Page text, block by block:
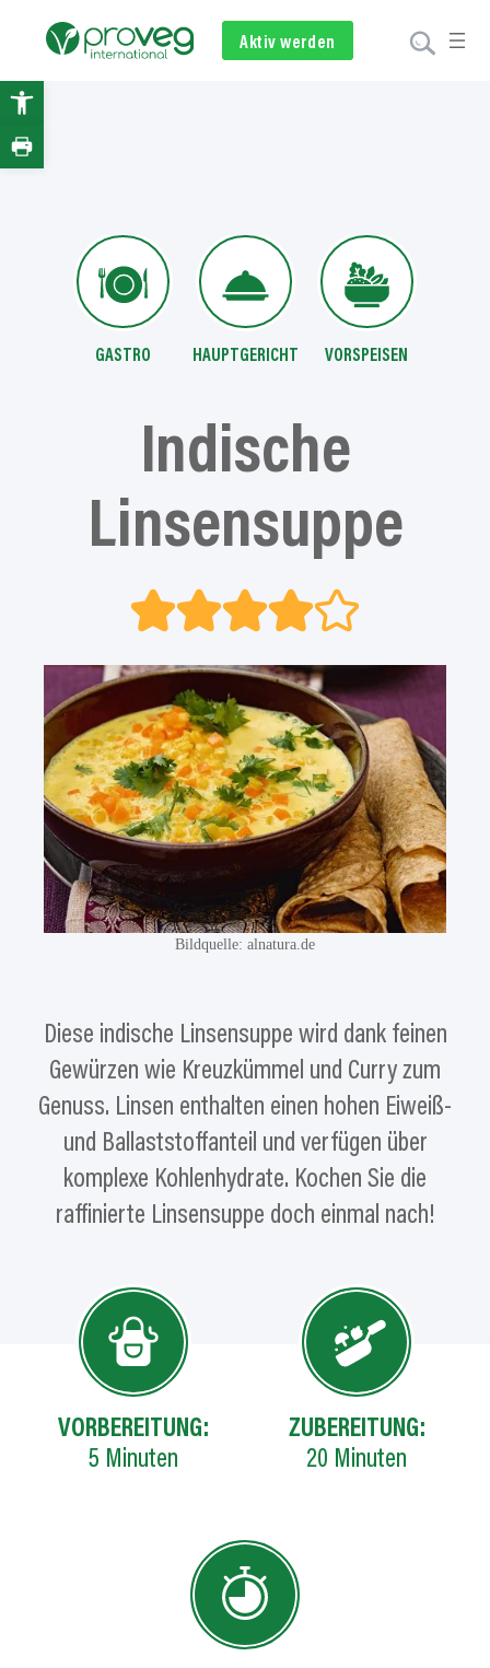
springen
Aktiv werden
Newsletter
Spenden
GASTRO HAUPTGERICHT VORSPEISEN
Indische
Linsensuppe
Bildquelle: alnatura.de
Diese indische Linsensuppe wird dank feinen
Gewürzen wie Kreuzkümmel und Curry zum
Genuss. Linsen enthalten einen hohen Eiweiß-
und Ballaststoffanteil und verfügen über
komplexe Kohlenhydrate. Kochen Sie die
raffinierte Linsensuppe doch einmal nach!
VORBEREITUNG:
5 Minuten
ZUBEREITUNG:
20 Minuten
Open
toolbar